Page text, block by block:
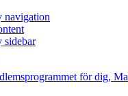
navigation
sidebar